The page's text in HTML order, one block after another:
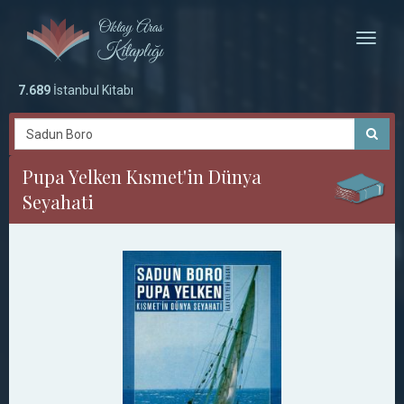
Toggle
7.689 İstanbul Kitabı
Pupa Yelken Kısmet'in Dünya
Seyahati